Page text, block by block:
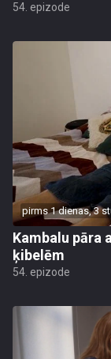
54. epizode
pirms 1 dienas, 3
Kambalu pāra
ķibelēm
54. epizode